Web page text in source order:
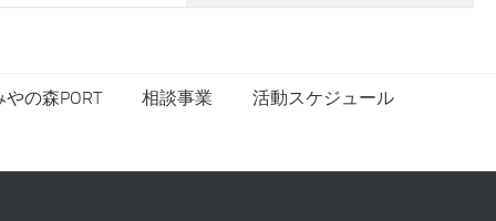
の森PORT 相談事業 活動スケジュール